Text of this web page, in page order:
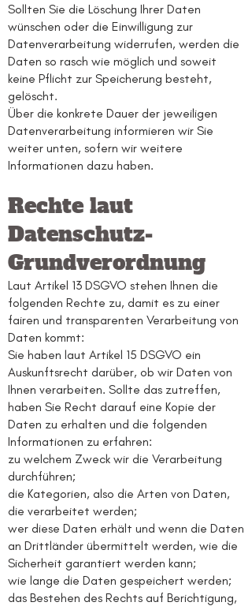
Sollten Sie die Löschung Ihrer Daten
wünschen oder die Einwilligung zur
Datenverarbeitung widerrufen, werden die
Daten so rasch wie möglich und soweit
keine Pflicht zur Speicherung besteht,
gelöscht.
Über die konkrete Dauer der jeweiligen
Datenverarbeitung informieren wir Sie
weiter unten, sofern wir weitere
Informationen dazu haben.
Rechte laut
Datenschutz-
Grundverordnung
Laut Artikel 13 DSGVO stehen Ihnen die
folgenden Rechte zu, damit es zu einer
fairen und transparenten Verarbeitung von
Daten kommt:
Sie haben laut Artikel 15 DSGVO ein
Auskunftsrecht darüber, ob wir Daten von
Ihnen verarbeiten. Sollte das zutreffen,
haben Sie Recht darauf eine Kopie der
Daten zu erhalten und die folgenden
Informationen zu erfahren:
zu welchem Zweck wir die Verarbeitung
durchführen;
die Kategorien, also die Arten von Daten,
die verarbeitet werden;
wer diese Daten erhält und wenn die Daten
an Drittländer übermittelt werden, wie die
Sicherheit garantiert werden kann;
wie lange die Daten gespeichert werden;
das Bestehen des Rechts auf Berichtigung,